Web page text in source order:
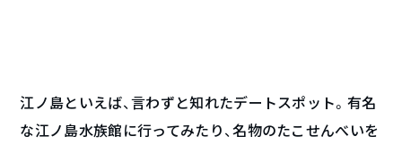
江ノ島といえば、言わずと知れたデートスポット。有名
な江ノ島水族館に行ってみたり、名物のたこせんべいを